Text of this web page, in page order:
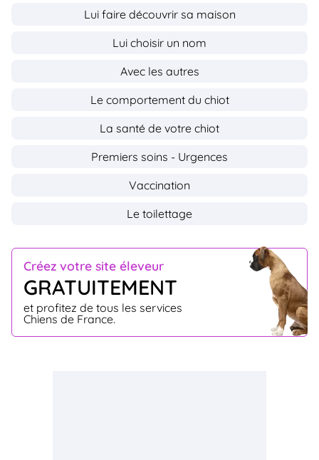
Créez votre site éleveur
GRATUITEMENT
et profitez de tous les services
Chiens de France.
Lui faire découvrir sa maison
Lui choisir un nom
Avec les autres
Le comportement du chiot
La santé de votre chiot
Premiers soins - Urgences
Vaccination
Le toilettage